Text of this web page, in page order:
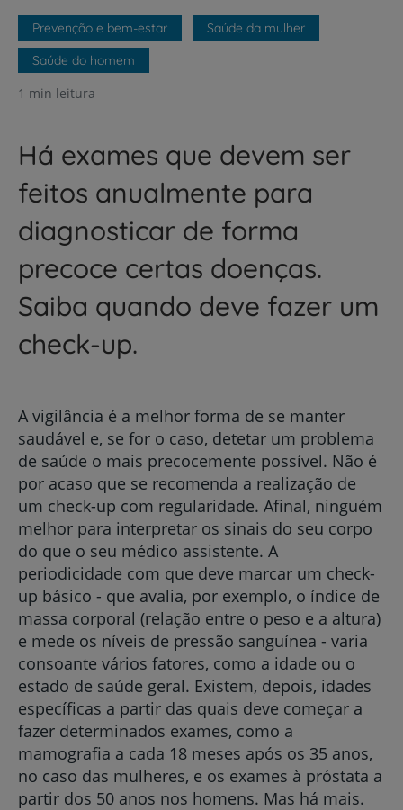
Prevenção e bem-estar
Saúde da mulher
Saúde do homem
1 min leitura
Há exames que devem ser
feitos anualmente para
diagnosticar de forma
precoce certas doenças.
Saiba quando deve fazer um
check-up.
A vigilância é a melhor forma de se manter
saudável e, se for o caso, detetar um problema
de saúde o mais precocemente possível. Não é
por acaso que se recomenda a realização de
um check-up com regularidade. Afinal, ninguém
melhor para interpretar os sinais do seu corpo
do que o seu médico assistente. A
periodicidade com que deve marcar um check-
up básico - que avalia, por exemplo, o índice de
massa corporal (relação entre o peso e a altura)
e mede os níveis de pressão sanguínea - varia
consoante vários fatores, como a idade ou o
estado de saúde geral. Existem, depois, idades
específicas a partir das quais deve começar a
fazer determinados exames, como a
mamografia a cada 18 meses após os 35 anos,
no caso das mulheres, e os exames à próstata a
partir dos 50 anos nos homens. Mas há mais.